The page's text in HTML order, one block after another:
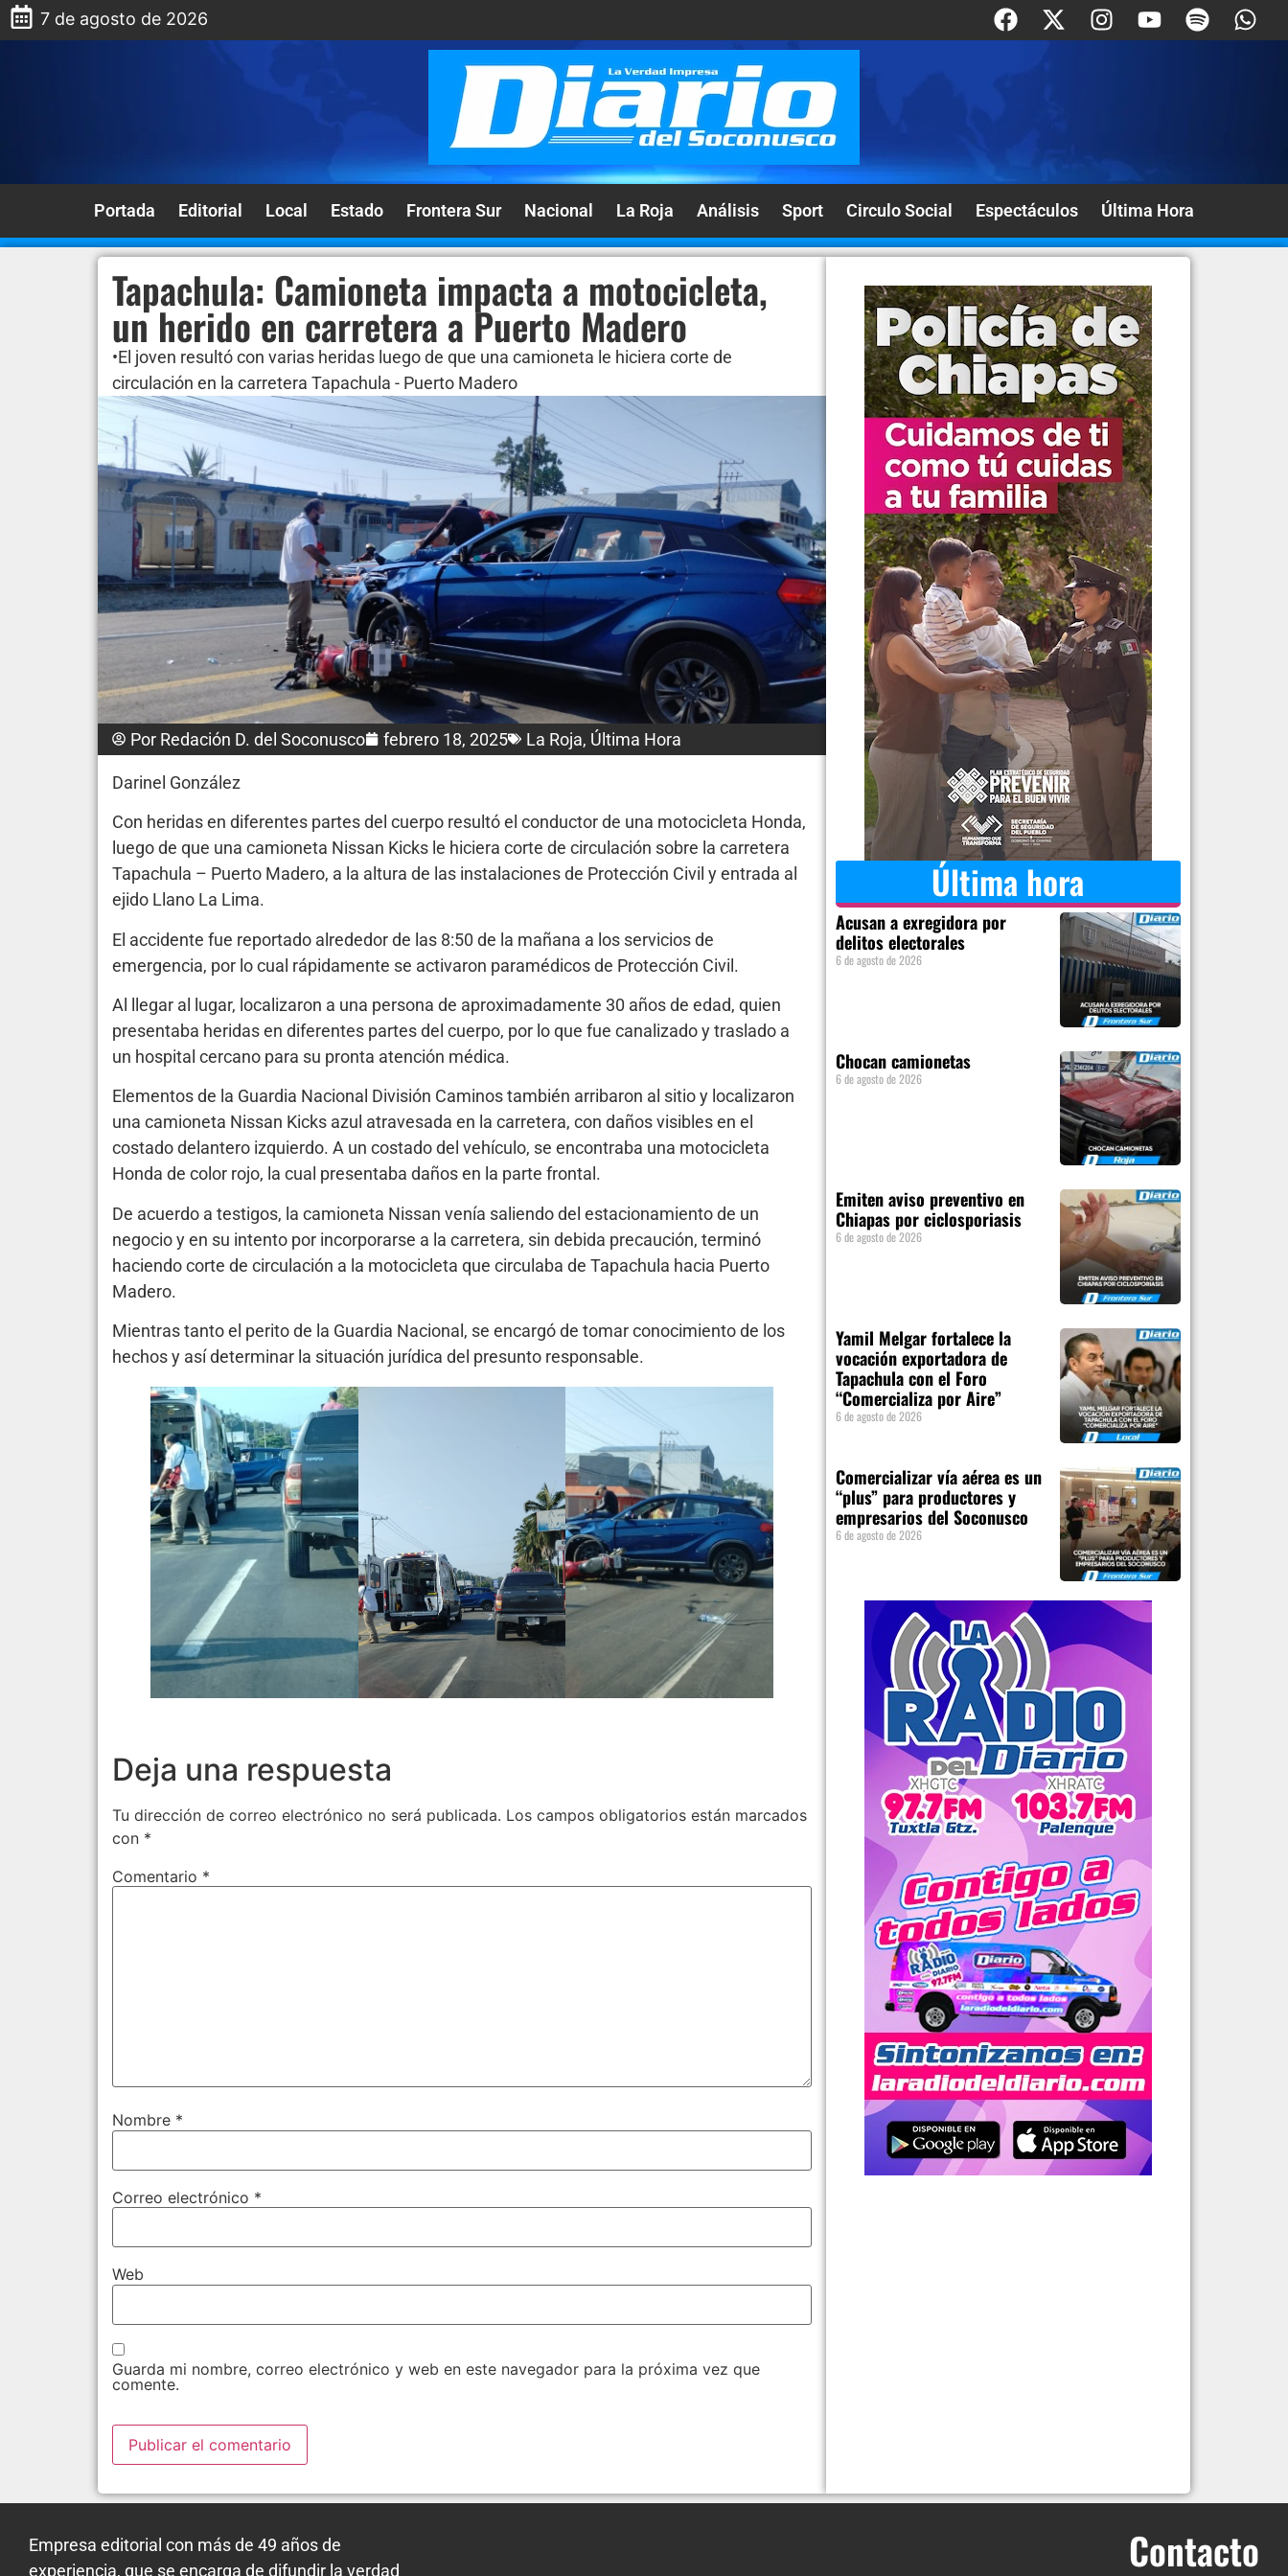
7 de agosto de 2026
Portada Editorial Local Estado Frontera Sur Nacional La Roja Análisis Sport Circulo Social Espectáculos Última Hora
Tapachula: Camioneta impacta a motocicleta,
un herido en carretera a Puerto Madero
•El joven resultó con varias heridas luego de que una camioneta le hiciera corte de
circulación en la carretera Tapachula - Puerto Madero
Por Redación D. del Soconusco febrero 18, 2025 La Roja, Última Hora
Darinel González
Con heridas en diferentes partes del cuerpo resultó el conductor de una motocicleta Honda,
luego de que una camioneta Nissan Kicks le hiciera corte de circulación sobre la carretera
Tapachula – Puerto Madero, a la altura de las instalaciones de Protección Civil y entrada al
ejido Llano La Lima.
El accidente fue reportado alrededor de las 8:50 de la mañana a los servicios de
emergencia, por lo cual rápidamente se activaron paramédicos de Protección Civil.
Al llegar al lugar, localizaron a una persona de aproximadamente 30 años de edad, quien
presentaba heridas en diferentes partes del cuerpo, por lo que fue canalizado y traslado a
un hospital cercano para su pronta atención médica.
Elementos de la Guardia Nacional División Caminos también arribaron al sitio y localizaron
una camioneta Nissan Kicks azul atravesada en la carretera, con daños visibles en el
costado delantero izquierdo. A un costado del vehículo, se encontraba una motocicleta
Honda de color rojo, la cual presentaba daños en la parte frontal.
De acuerdo a testigos, la camioneta Nissan venía saliendo del estacionamiento de un
negocio y en su intento por incorporarse a la carretera, sin debida precaución, terminó
haciendo corte de circulación a la motocicleta que circulaba de Tapachula hacia Puerto
Madero.
Mientras tanto el perito de la Guardia Nacional, se encargó de tomar conocimiento de los
hechos y así determinar la situación jurídica del presunto responsable.
Deja una respuesta
Tu dirección de correo electrónico no será publicada. Los campos obligatorios están marcados
con *
Comentario *
Nombre *
Correo electrónico *
Web
Guarda mi nombre, correo electrónico y web en este navegador para la próxima vez que
comente.
Última hora
Acusan a exregidora por
delitos electorales
6 de agosto de 2026
Chocan camionetas
6 de agosto de 2026
Emiten aviso preventivo en
Chiapas por ciclosporiasis
6 de agosto de 2026
Yamil Melgar fortalece la
vocación exportadora de
Tapachula con el Foro
“Comercializa por Aire”
6 de agosto de 2026
Comercializar vía aérea es un
“plus” para productores y
empresarios del Soconusco
6 de agosto de 2026
Empresa editorial con más de 49 años de
experiencia, que se encarga de difundir la verdad
Contacto